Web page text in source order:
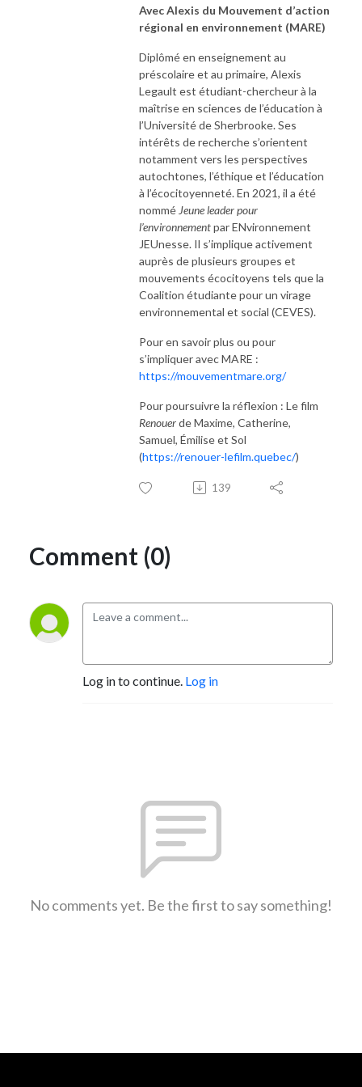
Avec Alexis du Mouvement d’action
régional en environnement (MARE)
Diplômé en enseignement au
préscolaire et au primaire, Alexis
Legault est étudiant-chercheur à la
maîtrise en sciences de l’éducation à
l’Université de Sherbrooke. Ses
intérêts de recherche s’orientent
notamment vers les perspectives
autochtones, l’éthique et l’éducation
à l’écocitoyenneté. En 2021, il a été
nommé Jeune leader pour
l’environnementpar ENvironnement
JEUnesse. Il s’implique activement
auprès de plusieurs groupes et
mouvements écocitoyens tels que la
Coalition étudiante pour un virage
environnemental et social (CEVES).
Pour en savoir plus ou pour
s’impliquer avec MARE :
https://mouvementmare.org/
Pour poursuivre la réflexion : Le film
Renouerde Maxime, Catherine,
Samuel, Émilise et Sol
(https://renouer-lefilm.quebec/)
139
Comment (0)
Log in to continue. Log in
No comments yet. Be the first to say something!